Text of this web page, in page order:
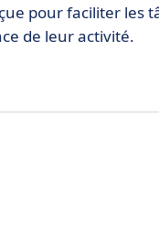
pour faciliter les
de leur activité.